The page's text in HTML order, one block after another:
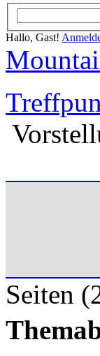
Hallo, Gast!
Seiten